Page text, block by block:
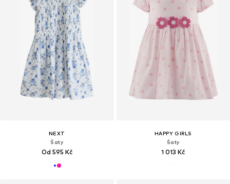
NEXT
Šaty
Od 595 Kč
HAPPY GIRLS
Šaty
1 013 Kč